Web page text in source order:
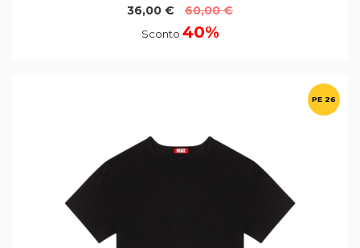
36,00 €
60,00 €
Sconto 40%
PE 26